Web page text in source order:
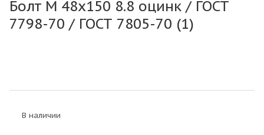
Болт M 48x150 8.8 оцинк / ГОСТ
7798-70 / ГОСТ 7805-70 (1)
В наличии